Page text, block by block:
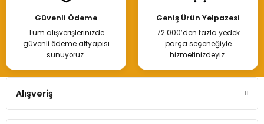
Güvenli Ödeme
Tüm alışverişlerinizde
güvenli ödeme altyapısı
sunuyoruz.
Geniş Ürün Yelpazesi
72.000’den fazla yedek
parça seçeneğiyle
hizmetinizdeyiz.
Alışveriş